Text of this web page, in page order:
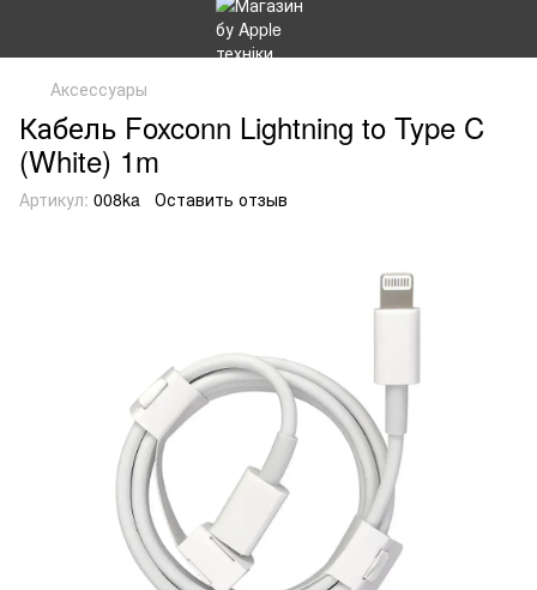
Аксессуары
Кабель Foxconn Lightning to Type C
(White) 1m
Артикул: 008ka Оставить отзыв